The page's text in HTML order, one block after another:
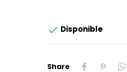
 Disponible
Share